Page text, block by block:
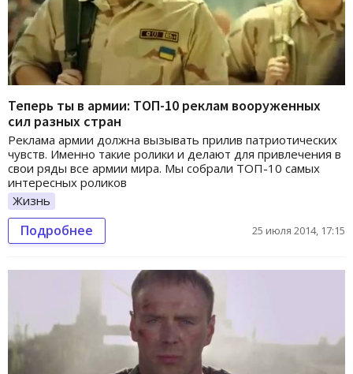
Теперь ты в армии: ТОП-10 реклам вооруженных
сил разных стран
Реклама армии должна вызывать прилив патриотических
чувств. Именно такие ролики и делают для привлечения в
свои ряды все армии мира. Мы собрали ТОП-10 самых
интересных роликов
Жизнь
Подробнее 25 июля 2014, 17:15